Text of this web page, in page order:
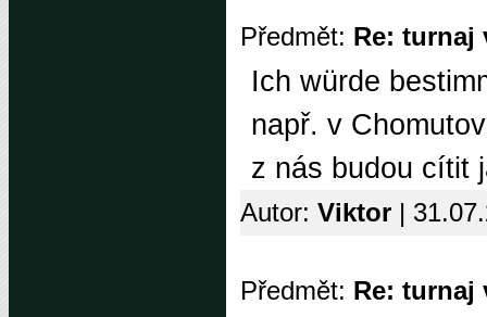
Předmět: Re: turnaj
Ich würde
např. v
z nás budou cítit
Autor: Viktor |
Předmět: Re: turnaj